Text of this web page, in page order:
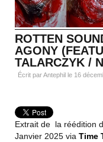
ROTTEN
AGONY
TALARCZYK /
Écrit par Antephil le 16
Extrait de la réédition
Janvier 2025 via Time